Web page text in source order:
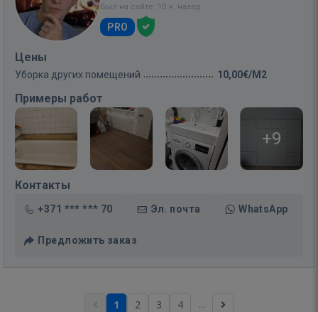
Был на сайте: 10 ч. назад
PRO
Цены
Уборка других помещений 10,00€/M2
Примеры работ
+9
Контакты
+371 *** *** 70 Эл. почта WhatsApp
Предложить заказ
1 2 3 4 ...